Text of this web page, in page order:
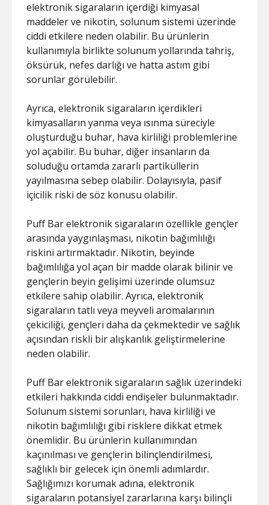
elektronik sigaraların içerdiği kimyasal
maddeler ve nikotin, solunum sistemi üzerinde
ciddi etkilere neden olabilir. Bu ürünlerin
kullanımıyla birlikte solunum yollarında tahriş,
öksürük, nefes darlığı ve hatta astım gibi
sorunlar görülebilir.
Ayrıca, elektronik sigaraların içerdikleri
kimyasalların yanma veya ısınma süreciyle
oluşturduğu buhar, hava kirliliği problemlerine
yol açabilir. Bu buhar, diğer insanların da
soluduğu ortamda zararlı partiküllerin
yayılmasına sebep olabilir. Dolayısıyla, pasif
içicilik riski de söz konusu olabilir.
Puff Bar elektronik sigaraların özellikle gençler
arasında yaygınlaşması, nikotin bağımlılığı
riskini artırmaktadır. Nikotin, beyinde
bağımlılığa yol açan bir madde olarak bilinir ve
gençlerin beyin gelişimi üzerinde olumsuz
etkilere sahip olabilir. Ayrıca, elektronik
sigaraların tatlı veya meyveli aromalarının
çekiciliği, gençleri daha da çekmektedir ve sağlık
açısından riskli bir alışkanlık geliştirmelerine
neden olabilir.
Puff Bar elektronik sigaraların sağlık üzerindeki
etkileri hakkında ciddi endişeler bulunmaktadır.
Solunum sistemi sorunları, hava kirliliği ve
nikotin bağımlılığı gibi risklere dikkat etmek
önemlidir. Bu ürünlerin kullanımından
kaçınılması ve gençlerin bilinçlendirilmesi,
sağlıklı bir gelecek için önemli adımlardır.
Sağlığımızı korumak adına, elektronik
sigaraların potansiyel zararlarına karşı bilinçli